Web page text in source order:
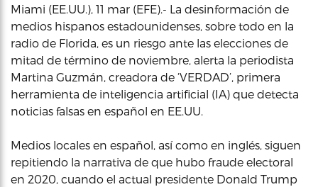
Miami (EE.UU.), 11 mar (EFE).- La desinformación de
medios hispanos estadounidenses, sobre todo en la
radio de Florida, es un riesgo ante las elecciones de
mitad de término de noviembre, alerta la periodista
Martina Guzmán, creadora de ‘VERDAD’, primera
herramienta de inteligencia artificial (IA) que detecta
noticias falsas en español en EE.UU.
Medios locales en español, así como en inglés, siguen
repitiendo la narrativa de que hubo fraude electoral
en 2020, cuando el actual presidente Donald Trump